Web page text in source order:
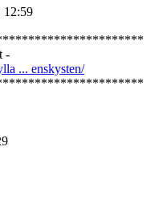
12:59
-
... enskysten/